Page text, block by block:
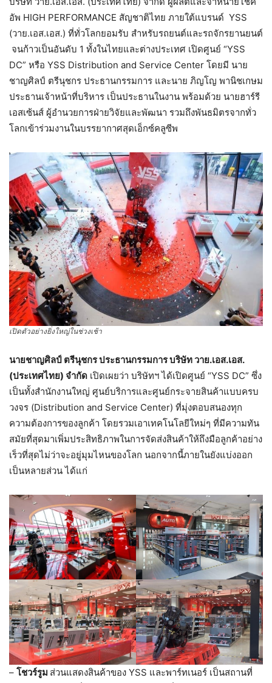
อัพ HIGH PERFORMANCE สัญชาติไทย ภายใต้แบรนด์ YSS
(วาย.เอส.เอส.) ที่ทั่วโลกยอมรับ สำหรับรถยนต์และรถจักรยานยนต์
จนก้าวเป็นอันดับ 1 ทั้งในไทยและต่างประเทศ เปิดศูนย์ “YSS
DC” หรือ YSS Distribution and Service Center โดยมี นาย
ชาญศิลป์ ตรีนุชกร ประธานกรรมการ และนาย ภิญโญ พานิชเกษม
ประธานเจ้าหน้าที่บริหาร เป็นประธานในงาน พร้อมด้วย นายฮาร์รี
เอสเซ้นส์ ผู้อำนวยการฝ่ายวิจัยและพัฒนา รวมถึงพันธมิตรจากทั่ว
โลกเข้าร่วมงานในบรรยากาศสุดเอ็กซ์คลูซีพ
เปิดตัวอย่างยิ่งใหญ่ในช่วงเช้า
นายชาญศิลป์ ตรีนุชกร ประธานกรรมการ บริษัท วาย.เอส.เอส.
(ประเทศไทย) จำกัด เปิดเผยว่า บริษัทฯ ได้เปิดศูนย์ “YSS DC” ซึ่ง
เป็นทั้งสำนักงานใหญ่ ศูนย์บริการและศูนย์กระจายสินค้าแบบครบ
วงจร (Distribution and Service Center) ที่มุ่งตอบสนองทุก
ความต้องการของลูกค้า โดยรวมเอาเทคโนโลยีใหม่ๆ ที่มีความทัน
สมัยที่สุดมาเพิ่มประสิทธิภาพในการจัดส่งสินค้าให้ถึงมือลูกค้าอย่าง
เร็วที่สุดไม่ว่าจะอยู่มุมไหนของโลก นอกจากนี้ภายในยังแบ่งออก
เป็นหลายส่วน ได้แก่
– โชวร์รูม ส่วนแสดงสินค้าของ YSS และพาร์ทเนอร์ เป็นสถานที่